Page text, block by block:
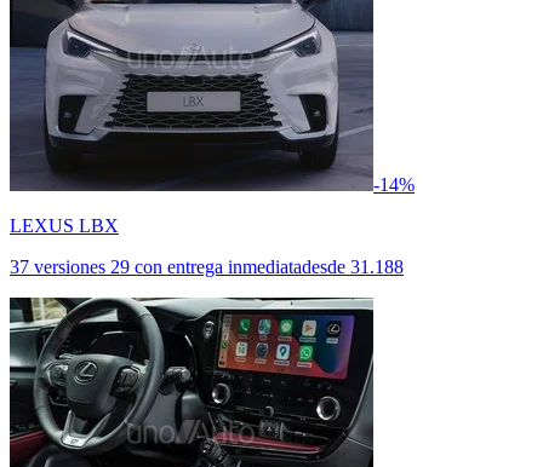
-14%
LEXUS LBX
37 versiones 29 con entrega inmediatadesde 31.188